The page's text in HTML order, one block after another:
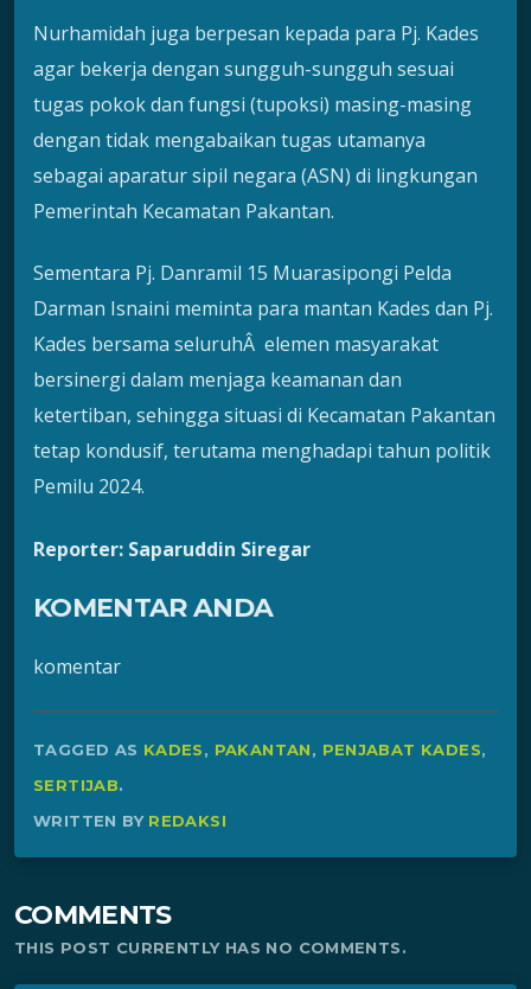
Nurhamidah juga berpesan kepada para Pj. Kades
agar bekerja dengan sungguh-sungguh sesuai
tugas pokok dan fungsi (tupoksi) masing-masing
dengan tidak mengabaikan tugas utamanya
sebagai aparatur sipil negara (ASN) di lingkungan
Pemerintah Kecamatan Pakantan.
Sementara Pj. Danramil 15 Muarasipongi Pelda
Darman Isnaini meminta para mantan Kades dan Pj.
Kades bersama seluruhÂ elemen masyarakat
bersinergi dalam menjaga keamanan dan
ketertiban, sehingga situasi di Kecamatan Pakantan
tetap kondusif, terutama menghadapi tahun politik
Pemilu 2024.
Reporter: Saparuddin Siregar
KOMENTAR ANDA
komentar
TAGGED AS KADES, PAKANTAN, PENJABAT KADES,
SERTIJAB.
WRITTEN BY REDAKSI
COMMENTS
THIS POST CURRENTLY HAS NO COMMENTS.